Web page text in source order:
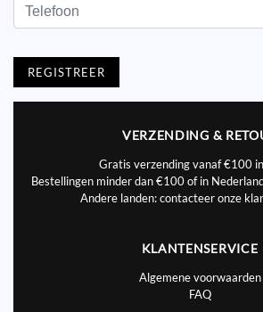
REGISTREER
VERZENDING &
Gratis verzending vanaf €100
Bestellingen minder dan €100 of in
Andere landen: contacteer onze
KLANTENSERVICE
Algemene voorwaarden
FAQ